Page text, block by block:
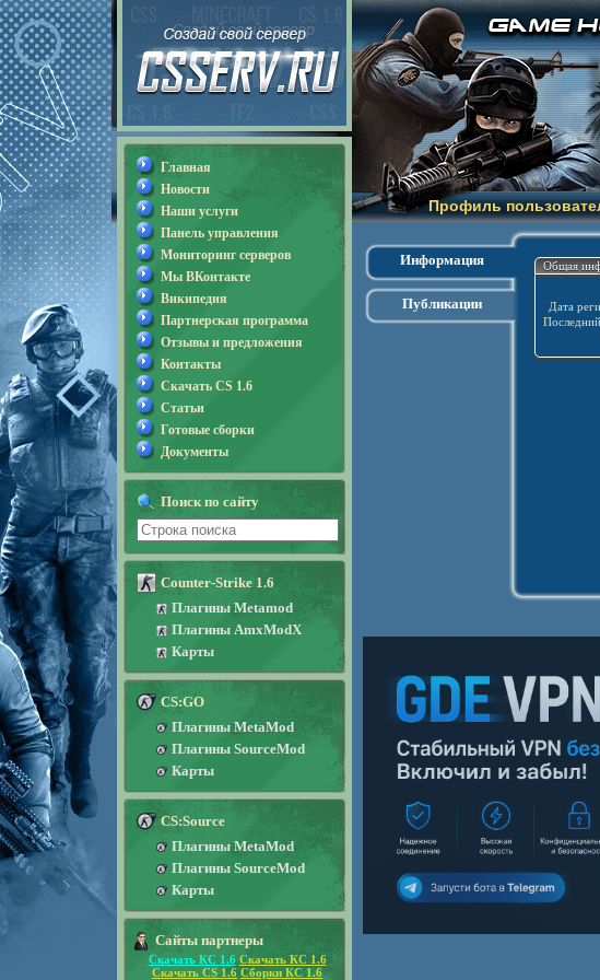
Профиль
Общая
Дата
Информация
Публикации
Главная
Новости
Наши услуги
Панель управления
Мониторинг серверов
Мы ВКонтакте
Википедия
Партнерская программа
Отзывы и предложения
Контакты
Скачать CS 1.6
Статьи
Готовые сборки
Документы
Поиск по сайту
Counter-Strike 1.6
Плагины Metamod
Плагины AmxModX
Карты
CS:GO
Плагины MetaMod
Плагины SourceMod
Карты
CS:Source
Плагины MetaMod
Плагины SourceMod
Карты
Сайты партнеры
Скачать КС 1.6 Скачать КС 1.6
Скачать CS 1.6 Сборки КС 1.6